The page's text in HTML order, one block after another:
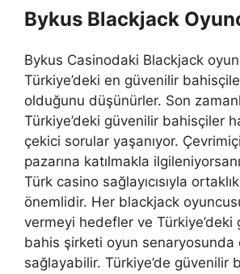
Bykus Blackjack
Bykus Casinodaki Blackjack
Türkiye’deki en güvenilir
olduğunu düşünürler. Son
Türkiye’deki güvenilir bahisçiler
çekici sorular yaşanıyor.
pazarına katılmakla
Türk casino sağlayıcısıyla
önemlidir. Her blackjack
vermeyi hedefler ve Türkiye’deki
bahis şirketi oyun senaryosunda
sağlayabilir. Türkiye’de güvenilir